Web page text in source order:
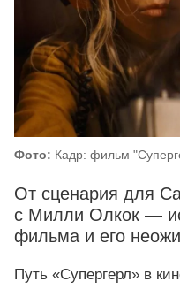
Фото: Кадр: фильм
От сценария для
с Милли Олкок —
фильма и его
Путь «Супергерл» в